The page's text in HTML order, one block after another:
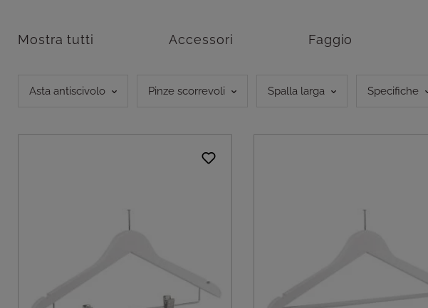
Mostra tutti Accessori Faggio
Asta antiscivolo Pinze scorrevoli Spalla larga Specifiche